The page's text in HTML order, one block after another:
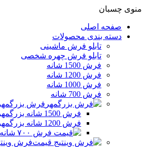
منوی چسبان
صفحه اصلی
دسته بندی محصولات
تابلو فرش ماشینی
تابلو فرش چهره شخصی
فرش 1500 شانه
فرش 1200 شانه
فرش 1000 شانه
فرش 700 شانه
فرش بزرگمهر
فرش 1500 شانه بزرگمهر
فرش 1200 شانه بزرگمهر
فرش